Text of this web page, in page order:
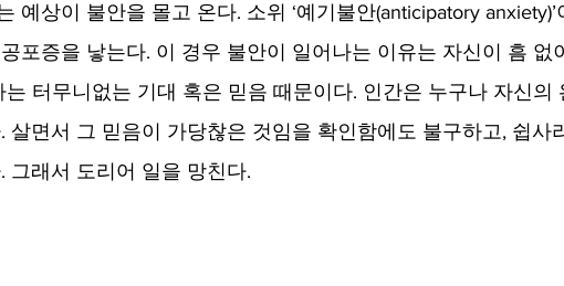
예상이 불안을 몰고 온다. 소위 ‘예기불안(anticipatory anxiety)’
포증을 낳는다. 이 경우 불안이 일어나는 이유는 자신이 흠 없
터무니없는 기대 혹은 믿음 때문이다. 인간은 누구나 자신의
살면서 그 믿음이 가당찮은 것임을 확인함에도 불구하고, 쉽사
그래서 도리어 일을 망친다.